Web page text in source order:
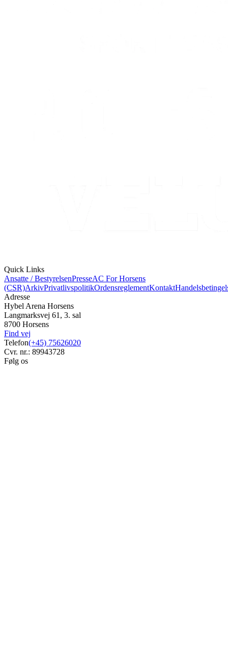
Quick Links
Ansatte / BestyrelsenPresseAC For Horsens
(CSR)ArkivPrivatlivspolitikOrdensreglementKontakt
Adresse
Hybel Arena Horsens
Langmarksvej 61, 3. sal
8700 Horsens
Find vej
Telefon(+45) 75626020
Cvr. nr.: 89943728
Følg os